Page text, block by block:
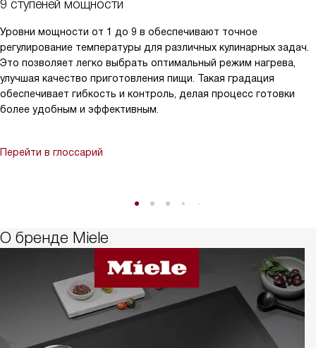
9 ступеней мощности
Уровни мощности от 1 до 9 в обеспечивают точное
регулирование температуры для различных кулинарных задач.
Это позволяет легко выбрать оптимальный режим нагрева,
улучшая качество приготовления пищи. Такая градация
обеспечивает гибкость и контроль, делая процесс готовки
более удобным и эффективным.
Перейти в глоссарий
О бренде Miele